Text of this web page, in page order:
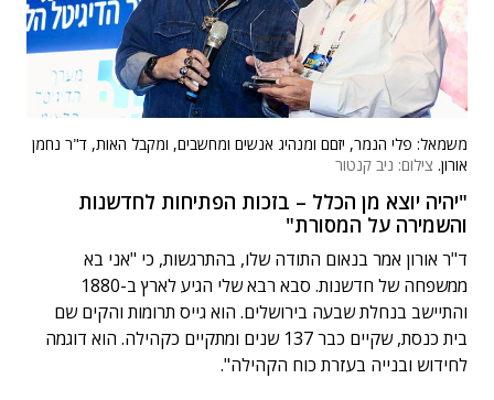
משמאל: פלי הנמר, יזםם ומנהיג אנשים ומחשבים, ומקבל האות, ד"ר נחמן
אורון. צילום: ניב קנטור
"יהיה יוצא מן הכלל – בזכות הפתיחות לחדשנות
והשמירה על המסורת"
ד"ר אורון אמר בנאום התודה שלו, בהתרגשות, כי "אני בא
ממשפחה של חדשנות. סבא רבא שלי הגיע לארץ ב-1880
והתיישב בנחלת שבעה בירושלים. הוא גייס תרומות והקים שם
בית כנסת, שקיים כבר 137 שנים ומתקיים כקהילה. הוא דוגמה
לחידוש ובנייה בעזרת כוח הקהילה".